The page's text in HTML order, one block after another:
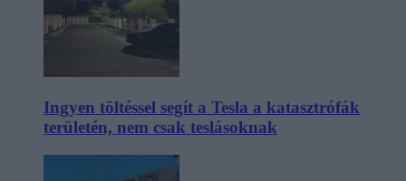
Ingyen töltéssel segít a Tesla a katasztrófák
területén, nem csak teslásoknak